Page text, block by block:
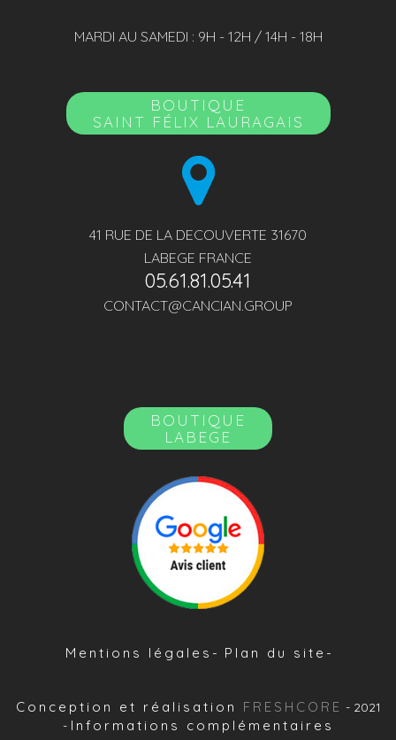
MARDI AU SAMEDI : 9H - 12H / 14H - 18H
BOUTIQUE
SAINT FÉLIX LAURAGAIS
41 RUE DE LA DECOUVERTE 31670
LABEGE FRANCE
05.61.81.05.41
CONTACT@CANCIAN.GROUP
BOUTIQUE
LABEGE
Mentions légales Plan du site
Conception et réalisation FRESHCORE - 2021
- Informations complémentaires